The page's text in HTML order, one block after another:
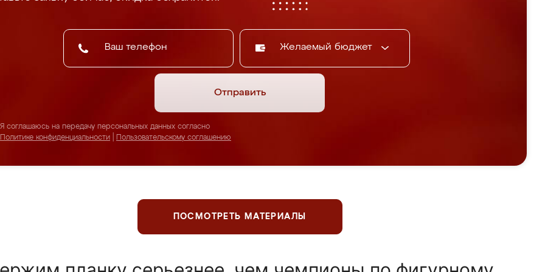
Желаемый бюджет
Отправить
Я соглашаюсь на передачу персональных данных согласно
Политике конфиденциальности
Пользовательскому соглашению
ПОСМОТРЕТЬ МАТЕРИАЛЫ